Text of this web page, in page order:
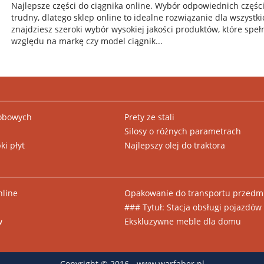
Najlepsze części do ciągnika online. Wybór odpowiednich
trudny, dlatego sklep online to idealne rozwiązanie dla
znajdziesz szeroki wybór wysokiej jakości produktów, które
względu na markę czy model ciągnik...
Prety ze stali
Silosy o różnych parametrach
płyt
Najlepszy olej do traktora
Opakowanie do transportu
### Tytuł: Stacja obsługi
Ekskluzywne meble dla domu